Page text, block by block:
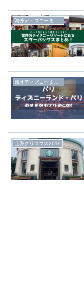
海外ディズニーまとめ
上海クリスマス2019